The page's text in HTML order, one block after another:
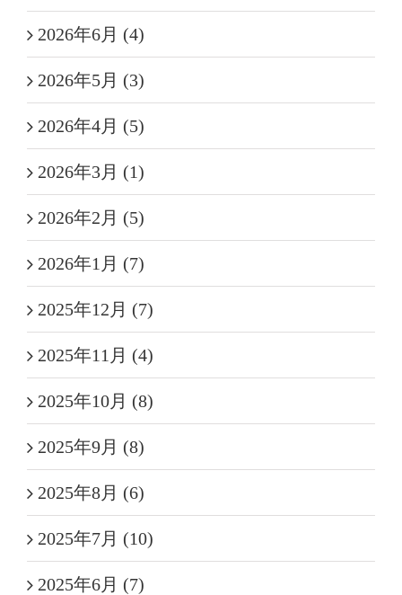
2026年6月 (4)
2026年5月 (3)
2026年4月 (5)
2026年3月 (1)
2026年2月 (5)
2026年1月 (7)
2025年12月 (7)
2025年11月 (4)
2025年10月 (8)
2025年9月 (8)
2025年8月 (6)
2025年7月 (10)
2025年6月 (7)